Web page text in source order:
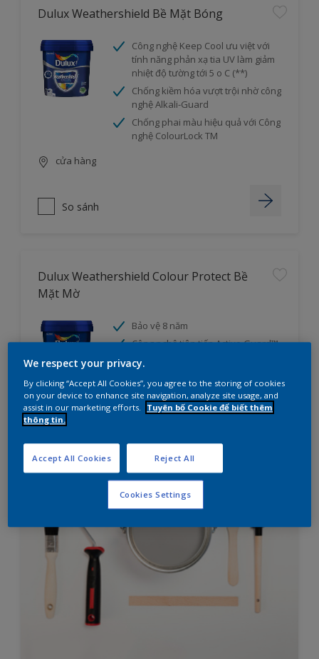
Dulux Weathershield Bề Mặt Bóng
Công nghệ Keep Cool ưu việt với
tính năng phản xạ tia UV làm giảm
nhiệt độ tường tới 5 o C (**)
Chống kiềm hóa vượt trội nhờ công
nghệ Alkali-Guard
Chống phai màu hiệu quả với Công
nghệ ColourLock TM
cửa hàng
So sánh
Dulux Weathershield Colour Protect Bề
Mặt Mờ
Bảo vệ 8 năm
Công nghệ tiên tiến Active Guard™
phai màu
cửa hàng
So sánh
We respect your privacy.
By clicking “Accept All Cookies”, you agree to the storing of cookies
on your device to enhance site navigation, analyze site usage, and
assist in our marketing efforts.
Tuyên bố Cookie để biết thêm
thông tin.
Reject All
Accept All Cookies
Cookies Settings